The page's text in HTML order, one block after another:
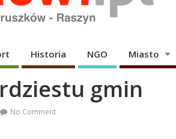
Historia NGO Miasto
gmin
No Comment